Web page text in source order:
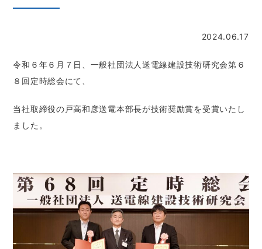
2024.06.17
令和６年６月７日、一般社団法人送電線建設技術研究会第６
８回定時総会にて、
当社取締役の戸高和彦送電本部長が技術奨励賞を受賞いたし
ました。